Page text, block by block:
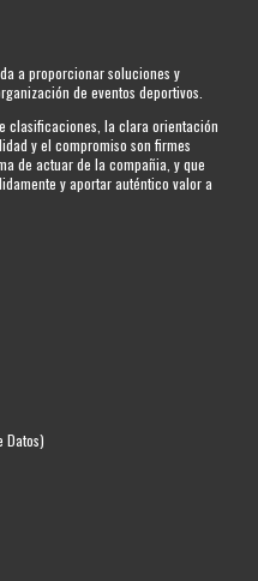
a proporcionar soluciones y
de eventos deportivos.
clasificaciones, la clara orientación
y el compromiso son firmes
de actuar de la compañia, y que
y aportar auténtico valor a
Datos)